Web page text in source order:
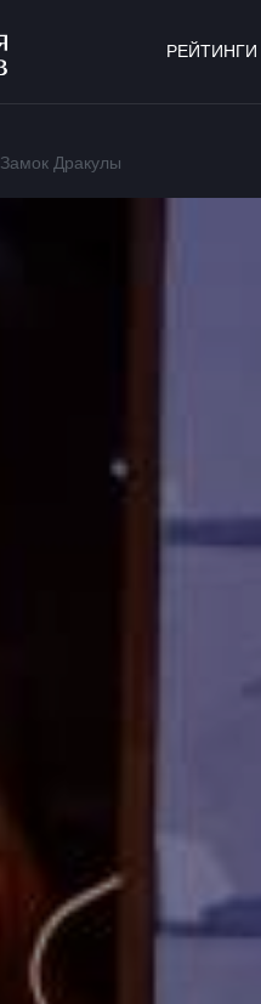
РЕЙТИНГИ
Замок Дракулы